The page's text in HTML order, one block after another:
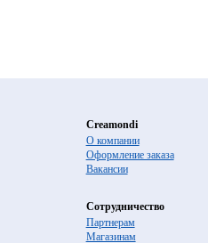
Creamondi
О компании
Оформление заказа
Вакансии
Сотрудничество
Партнерам
Магазинам